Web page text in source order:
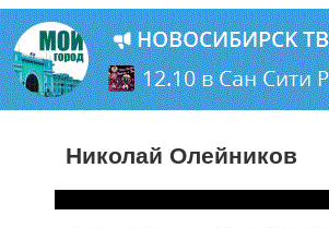
Николай Олейников